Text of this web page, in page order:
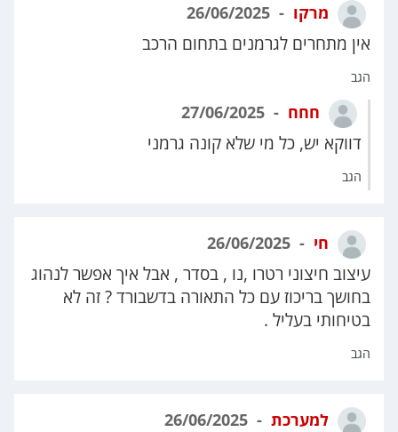
מרקו
אין מתחרים לגרמנים בתחום הרכב
הגב
חחח
דווקא יש, כל מי שלא קונה גרמני
הגב
חי
עיצוב חיצוני רטרו ,נו , בסדר , אבל איך אפשר לנהוג
בחושך בריכוז עם כל התאורה בדשבורד ? זה לא
בטיחותי בעליל .
הגב
למערכת